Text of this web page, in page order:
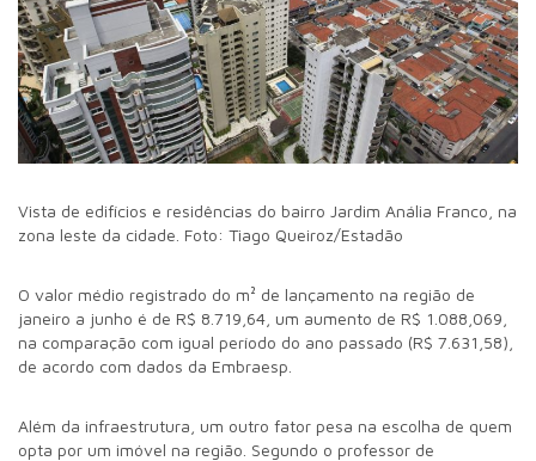
Vista de edifícios e residências do bairro Jardim Anália Franco, na
zona leste da cidade. Foto: Tiago Queiroz/Estadão
O valor médio registrado do m² de lançamento na região de
janeiro a junho é de R$ 8.719,64, um aumento de R$ 1.088,069,
na comparação com igual período do ano passado (R$ 7.631,58),
de acordo com dados da Embraesp.
Além da infraestrutura, um outro fator pesa na escolha de quem
opta por um imóvel na região. Segundo o professor de